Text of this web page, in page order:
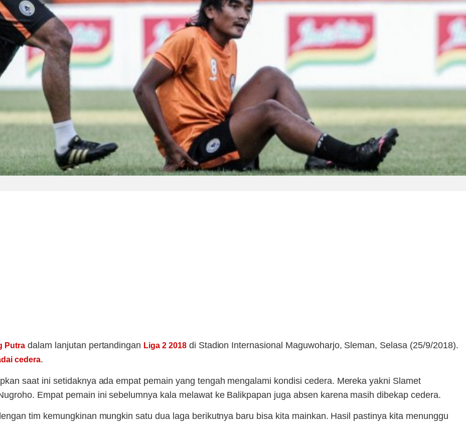
Putra dalam lanjutan pertandingan Liga 2 2018di Stadion Internasional Maguwoharjo, Sleman, Selasa (25/9/2018).
cedera.
saat ini setidaknya ada empat pemain yang tengah mengalami kondisi cedera. Mereka yakni Slamet
Empat pemain ini sebelumnya kala melawat ke Balikpapan juga absen karena masih dibekap cedera.
tim kemungkinan mungkin satu dua laga berikutnya baru bisa kita mainkan. Hasil pastinya kita menunggu